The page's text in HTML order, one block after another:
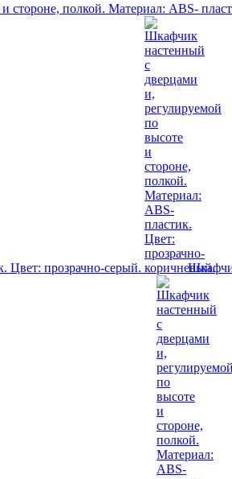
полкой. Материал: ABS-
Цвет: прозрачно-серый.